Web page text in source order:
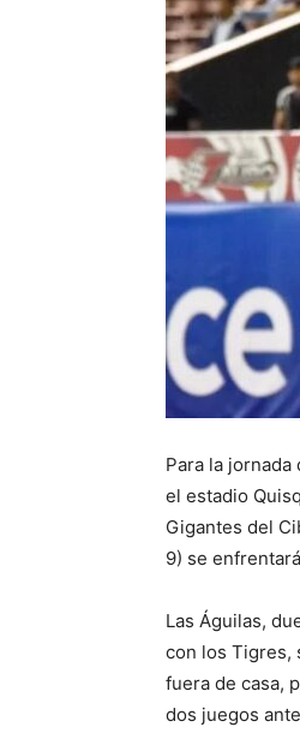
Para la
el estadio
Gigantes del
9) se
Las Águilas,
con los Tigres,
fuera de casa,
dos juegos